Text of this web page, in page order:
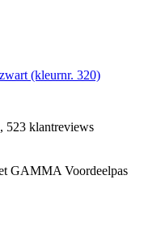
(kleurnr. 320)
523 klantreviews
GAMMA Voordeelpas